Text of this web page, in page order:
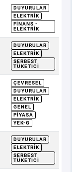
DUYURULAR
ELEKTRIK
FINANS -
ELEKTRIK
DUYURULAR
ELEKTRIK
SERBEST
TÜKETICI
ÇEVRESEL
DUYURULAR
ELEKTRIK
GENEL
PIYASA
YEK-G
DUYURULAR
ELEKTRIK
SERBEST
TÜKETICI